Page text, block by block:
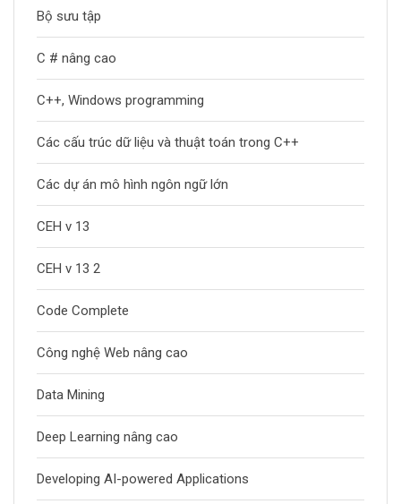
Bộ sưu tập
C # nâng cao
C++, Windows programming
Các cấu trúc dữ liệu và thuật toán trong C++
Các dự án mô hình ngôn ngữ lớn
CEH v 13
CEH v 13 2
Code Complete
Công nghệ Web nâng cao
Data Mining
Deep Learning nâng cao
Developing AI-powered Applications